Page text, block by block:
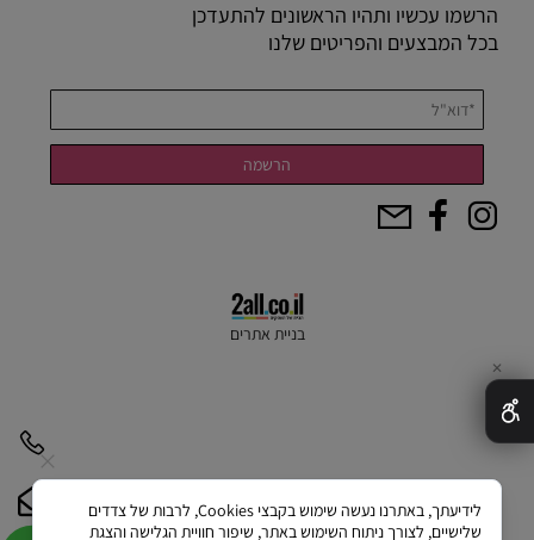
הרשמו עכשיו ותהיו הראשונים להתעדכן
בכל המבצעים והפריטים שלנו
בניית אתרים
✕
לידיעתך, באתרנו נעשה שימוש בקבצי Cookies, לרבות של צדדים
שלישיים, לצורך ניתוח השימוש באתר, שיפור חוויית הגלישה והצגת